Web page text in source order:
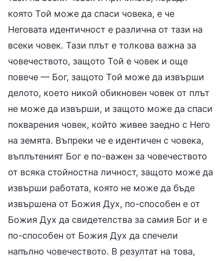
която Той може да спаси човека, е че
Неговата идентичност е различна от тази на
всеки човек. Тази плът е толкова важна за
човечеството, защото Той е човек и още
повече — Бог, защото Той може да извърши
делото, което никой обикновен човек от плът
не може да извърши, и защото може да спаси
покварения човек, който живее заедно с Него
на земята. Въпреки че е идентичен с човека,
въплътеният Бог е по-важен за човечеството
от всяка стойностна личност, защото може да
извърши работата, която не може да бъде
извършена от Божия Дух, по-способен е от
Божия Дух да свидетелства за самия Бог и е
по-способен от Божия Дух да спечели
напълно човечеството. В резултат на това,